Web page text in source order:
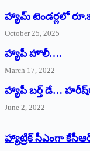
హ్యామ్‌ ‌టెండర్లలో
October 25, 2025
హ్యాపీ హొలీ….
March 17, 2022
హ్యాపీ బర్త్ ‌డే…
June 2, 2022
హ్యాట్రిక్‌ ‌సీఎంగా